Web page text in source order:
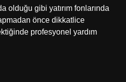
olduğu gibi yatırım fonlarında
önce dikkatlice
profesyonel yardım